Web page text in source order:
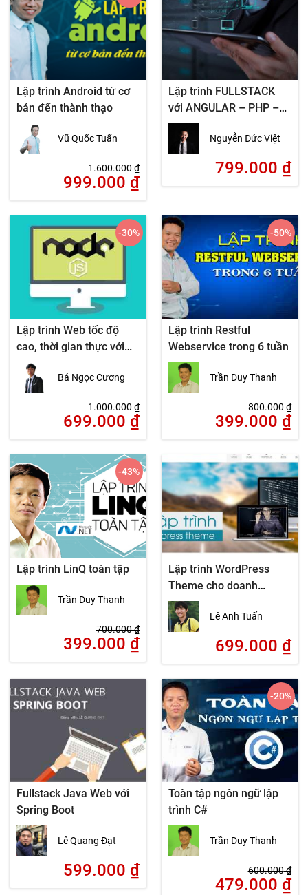
Lập trình Android từ cơ
bản đến thành thạo
Vũ Quốc Tuấn
1.600.000₫
999.000 ₫
Lập trình FULLSTACK
với ANGULAR – PHP –
MYSQL
Nguyễn Đức Việt
799.000 ₫
Lập trình Web tốc độ
cao, thời gian thực với
NodeJS
Bá Ngọc Cương
1.000.000₫
699.000 ₫
-30%
Lập trình Restful
Webservice trong 6 tuần
Trần Duy Thanh
800.000₫
399.000 ₫
-50%
Lập trình LinQ toàn tập
Trần Duy Thanh
700.000₫
399.000 ₫
-43%
Lập trình WordPress
Theme cho doanh
nghiệp cùng Bootstrap
Lê Anh Tuấn
699.000 ₫
Fullstack Java Web với
Spring Boot
Lê Quang Đạt
599.000 ₫
Toàn tập ngôn ngữ lập
trình C#
Trần Duy Thanh
600.000₫
479.000 ₫
-20%